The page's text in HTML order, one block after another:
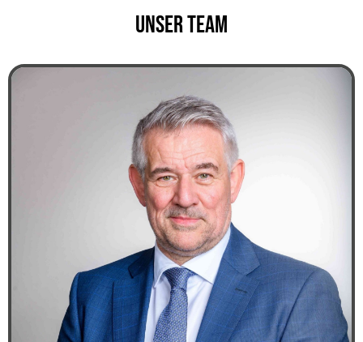
Unser Team